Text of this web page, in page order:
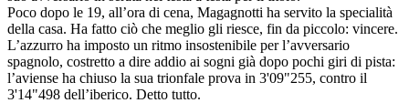
Poco dopo le 19, all’ora di cena, Magagnotti ha servito la specialità
della casa. Ha fatto ciò che meglio gli riesce, fin da piccolo: vincere.
L’azzurro ha imposto un ritmo insostenibile per l’avversario
spagnolo, costretto a dire addio ai sogni già dopo pochi giri di pista:
l’aviense ha chiuso la sua trionfale prova in 3'09"255, contro il
3'14"498 dell’iberico. Detto tutto.